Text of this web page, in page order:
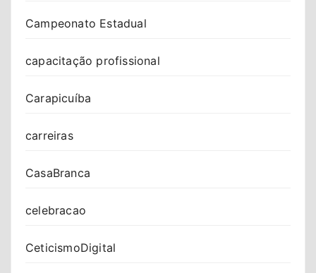
Campeonato Estadual
capacitação profissional
Carapicuíba
carreiras
CasaBranca
celebracao
CeticismoDigital